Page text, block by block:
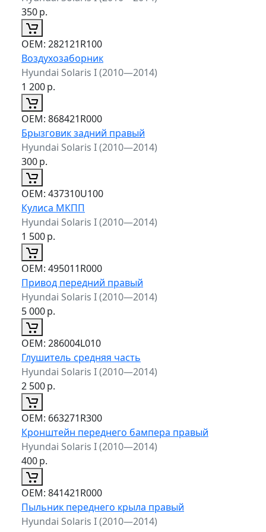
350р.
ОЕМ: 282121R100
Воздухозаборник
Hyundai Solaris I (2010—2014)
1 200р.
ОЕМ: 868421R000
Брызговик задний правый
Hyundai Solaris I (2010—2014)
300р.
ОЕМ: 437310U100
Кулиса МКПП
Hyundai Solaris I (2010—2014)
1 500р.
ОЕМ: 495011R000
Привод передний правый
Hyundai Solaris I (2010—2014)
5 000р.
ОЕМ: 286004L010
Глушитель средняя часть
Hyundai Solaris I (2010—2014)
2 500р.
ОЕМ: 663271R300
Кронштейн переднего бампера правый
Hyundai Solaris I (2010—2014)
400р.
ОЕМ: 841421R000
Пыльник переднего крыла правый
Hyundai Solaris I (2010—2014)